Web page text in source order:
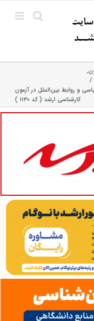
و روابط بین‌الملل در آزمون
کارشناسی ارشد ( کد ۱۱۳۰ )